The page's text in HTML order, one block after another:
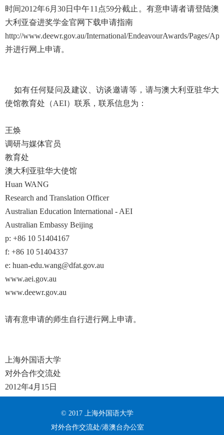
时间2012年6月30日中午11点59分截止。有意申请者请登陆澳
大利亚奋进奖学金官网下载申请指南
http://www.deewr.gov.au/International/EndeavourAwards/Pages/
并进行网上申请。
如有任何疑问及建议、访谈邀请等，请与澳大利亚驻华大
使馆教育处（AEI）联系，联系信息为：
王焕
调研与媒体官员
教育处
澳大利亚驻华大使馆
Huan WANG
Research and Translation Officer
Australian Education International - AEI
Australian Embassy Beijing
p: +86 10 51404167
f: +86 10 51404337
e: huan-edu.wang@dfat.gov.au
www.aei.gov.au
www.deewr.gov.au
请有意申请的师生自行进行网上申请。
上海外国语大学
对外合作交流处
2012年4月15日
© 2017 上海外国语大学
对外合作交流处/港澳台办公室